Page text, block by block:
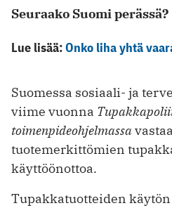
Seuraako Suomi perässä?
Lue lisää:Onko liha yhtä
Suomessa sosiaali- ja
viime vuonna
toimenpideohjelmassa
tuotemerkittömien
käyttöönottoa.
Tupakkatuotteiden